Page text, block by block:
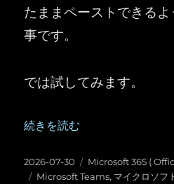
たままペーストできる
事です。
では試してみます。
“Microsoft Teams ：メンシ
続きを読む
投
稿
2026-07-30
カ
テ
Microsoft 365 (
タ
Microsoft Teams, マイクロソフ